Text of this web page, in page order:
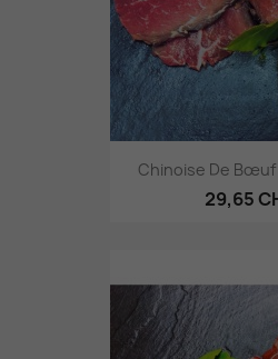
Chinoise De Bœuf
29,65